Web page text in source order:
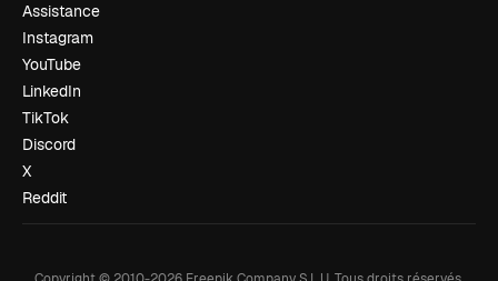
Assistance
Instagram
YouTube
LinkedIn
TikTok
Discord
X
Reddit